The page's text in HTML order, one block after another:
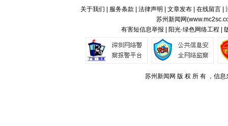
关于我们 服务条款 法律声明 文章发布| 在线留言|
苏州新闻网(
有害短信息举报 | 阳光·绿色网络工程 |
苏州新闻网 版 权 所 有 ，信